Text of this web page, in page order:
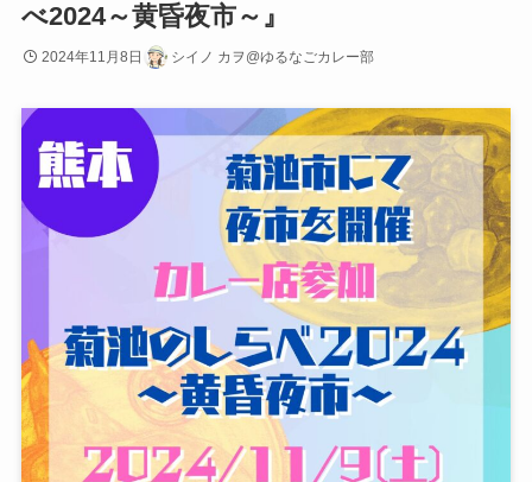
べ2024～黄昏夜市～』
2024年11月8日 シイノ カヲ@ゆるなごカレー部